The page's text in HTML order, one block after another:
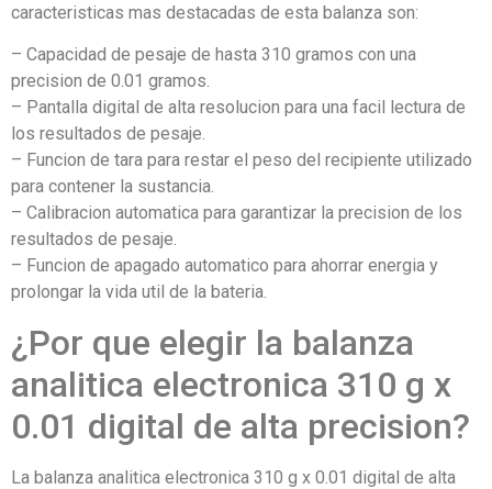
caracteristicas mas destacadas de esta balanza son:
– Capacidad de pesaje de hasta 310 gramos con una
precision de 0.01 gramos.
– Pantalla digital de alta resolucion para una facil lectura de
los resultados de pesaje.
– Funcion de tara para restar el peso del recipiente utilizado
para contener la sustancia.
– Calibracion automatica para garantizar la precision de los
resultados de pesaje.
– Funcion de apagado automatico para ahorrar energia y
prolongar la vida util de la bateria.
¿Por que elegir la balanza
analitica electronica 310 g x
0.01 digital de alta precision?
La balanza analitica electronica 310 g x 0.01 digital de alta